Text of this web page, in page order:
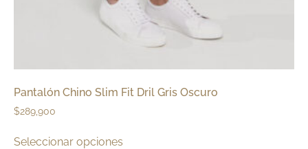
Pantalón Chino Slim Fit Dril Gris Oscuro
$289,900
Seleccionar opciones